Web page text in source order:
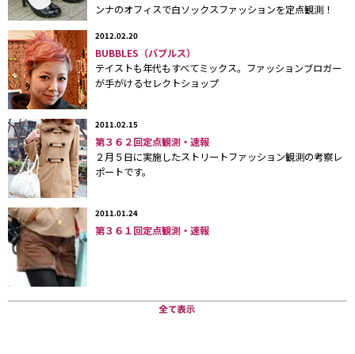
卸先の大半が関東圏にあったことから、2009年に東京
に拠点を移し、
2009-10
のオリジナルブランド「MAM」をスタートした。
「日本ではレッグウェアは長らく下着業界の範疇にあ
ったため、デザイン面は未開拓でした。女性のファッシ
ョンアイテムは選択肢がたくさんあるのに、なぜかタイ
ツやストッキングはベージュと黒しかなかった。そこ
で、アパレルと同レベルのトレンド感のあるレッグウェ
アを作ろうと思ったんです。普通のものではなく、履く
だけでその日一日が楽しくなるようなおもしろくて刺激
的なものです」（渡辺一祐さん）
オリジナルのストッキングやタイツ、レギンス、ニー
ンナのオフィスで白ソックスファッションを定点観測！
2012.02.20
BUBBLES（バブルス）
テイストも年代もすべてミックス。ファッションブロガー
が手がけるセレクトショップ
2011.02.15
第３６２回定点観測・速報
２月５日に実施したストリートファッション観測の考察レ
ポートです。
2011.01.24
第３６１回定点観測・速報